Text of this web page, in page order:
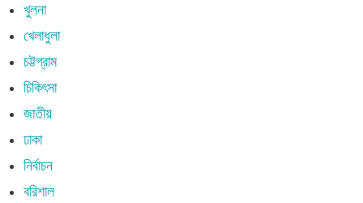
খুলনা
খেলাধুলা
চট্টগ্রাম
চিকিৎসা
জাতীয়
ঢাকা
নির্বাচন
বরিশাল